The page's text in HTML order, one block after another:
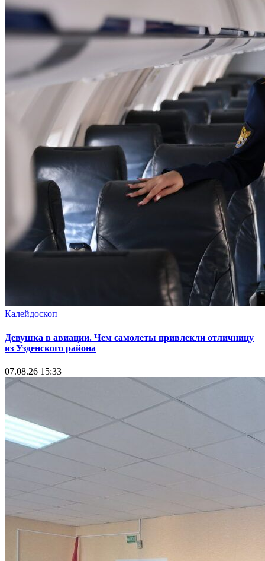
Калейдоскоп
Девушка в авиации. Чем самолеты привлекли отличницу
из Узденского района
07.08.26 15:33